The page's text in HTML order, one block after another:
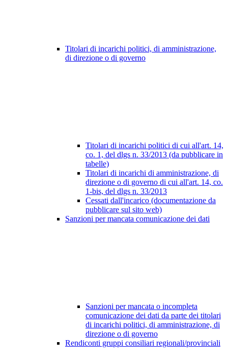
Titolari di incarichi politici, di amministrazione,
di direzione o di governo
Titolari di incarichi politici di cui all'art. 14,
co. 1, del dlgs n. 33/2013 (da pubblicare in
tabelle)
Titolari di incarichi di amministrazione, di
direzione o di governo di cui all'art. 14, co.
1-bis, del dlgs n. 33/2013
Cessati dall'incarico (documentazione da
pubblicare sul sito web)
Sanzioni per mancata comunicazione dei dati
Sanzioni per mancata o incompleta
comunicazione dei dati da parte dei titolari
di incarichi politici, di amministrazione, di
direzione o di governo
Rendiconti gruppi consiliari regionali/provinciali